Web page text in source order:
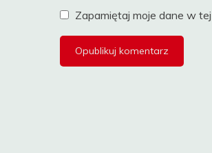
Zapamiętaj moje dane w